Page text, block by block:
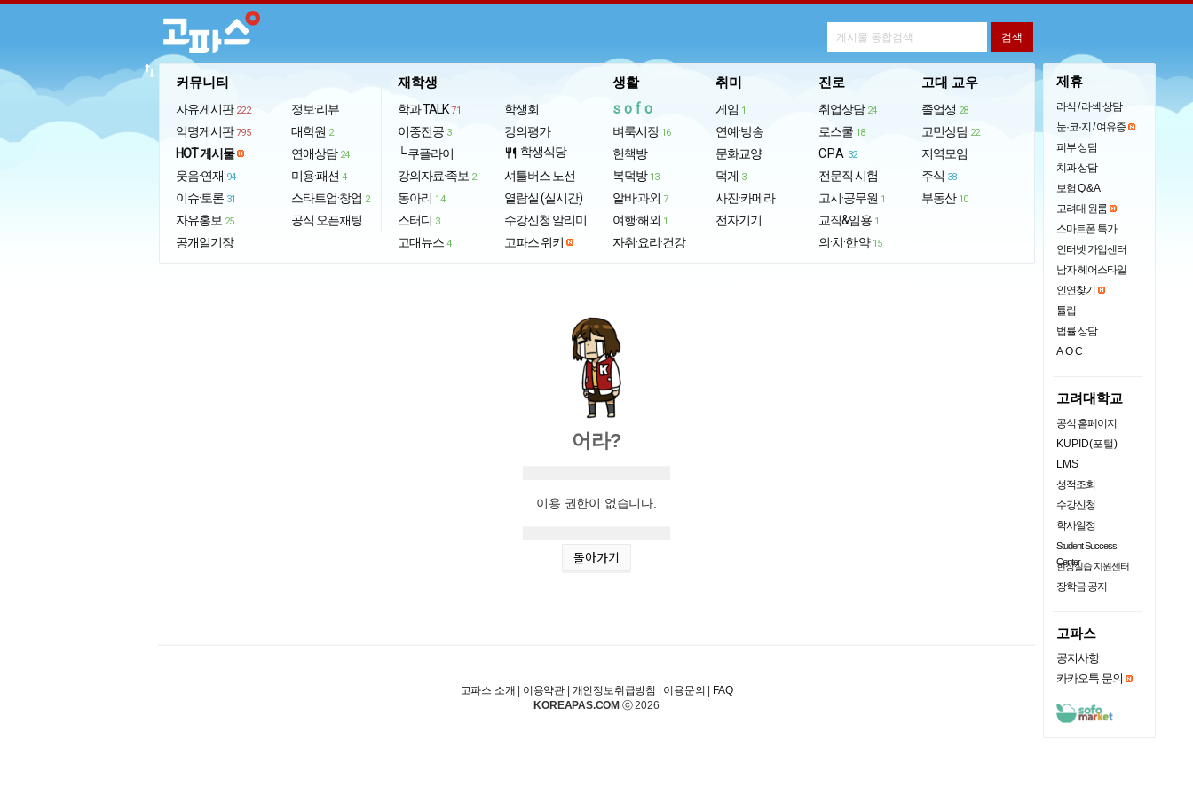
커뮤니티
자유게시판 222
익명게시판 795
HOT 게시물
웃음·연재 94
이슈·토론 31
자유홍보 25
공개일기장
정보·리뷰
대학원 2
연애상담 24
미용·패션 4
스타트업·창업 2
공식 오픈채팅
재학생
학과 TALK 71
이중전공 3
└ 쿠플라이
강의자료·족보 2
동아리 14
스터디 3
고대뉴스 4
학생회
강의평가
restaurant 학생식당
셔틀버스 노선
열람실 (실시간)
수강신청 알리미
고파스 위키
생활
sofo
벼룩시장 16
헌책방
복덕방 13
알바·과외 7
여행·해외 1
자취·요리·건강
취미
게임 1
연예·방송
문화교양
덕게 3
사진·카메라
전자기기
진로
취업상담 24
로스쿨 18
CPA 32
전문직 시험
고시·공무원 1
교직&임용 1
의·치·한·약 15
고대 교우
졸업생 28
고민상담 22
지역모임
주식 38
부동산 10
import_export
어라?
이용 권한이 없습니다.
돌아가기
제휴
라식 / 라섹 상담
눈·코·지 / 여유증
피부 상담
치과 상담
보험 Q & A
고려대 원룸
스마트폰 특가
인터넷 가입센터
남자 헤어스타일
인연찾기
튤립
법률 상담
AOC
고려대학교
공식 홈페이지
KUPID(포털)
LMS
성적조회
수강신청
학사일정
Student Success
Center
현장실습 지원센터
장학금 공지
고파스
공지사항
카카오톡 문의
고파스 소개 이용약관 개인정보취급방침 이용문의
FAQ
KOREAPAS.COM ⓒ 2026